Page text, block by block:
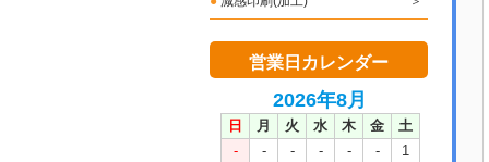
営業日カレンダー
2026年8月
日 月 火 水 木 金
土
-
- - - - -
1